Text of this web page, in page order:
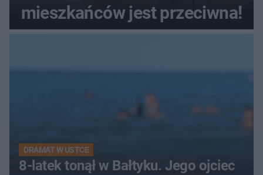
mieszkańców jest przeciwna!
DRAMAT W USTCE
8-latek tonął w Bałtyku. Jego ojciec